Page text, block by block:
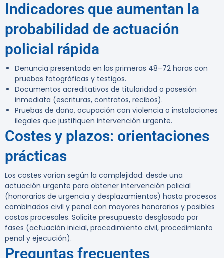
Indicadores que aumentan la
probabilidad de actuación
policial rápida
Denuncia presentada en las primeras 48–72 horas con
pruebas fotográficas y testigos.
Documentos acreditativos de titularidad o posesión
inmediata (escrituras, contratos, recibos).
Pruebas de daño, ocupación con violencia o instalaciones
ilegales que justifiquen intervención urgente.
Costes y plazos: orientaciones
prácticas
Los costes varían según la complejidad: desde una
actuación urgente para obtener intervención policial
(honorarios de urgencia y desplazamientos) hasta procesos
combinados civil y penal con mayores honorarios y posibles
costas procesales. Solicite presupuesto desglosado por
fases (actuación inicial, procedimiento civil, procedimiento
penal y ejecución).
Preguntas frecuentes